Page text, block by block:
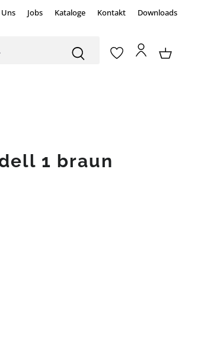
Jobs Kataloge Kontakt Downloads
1 braun
gewünschten Wert ein